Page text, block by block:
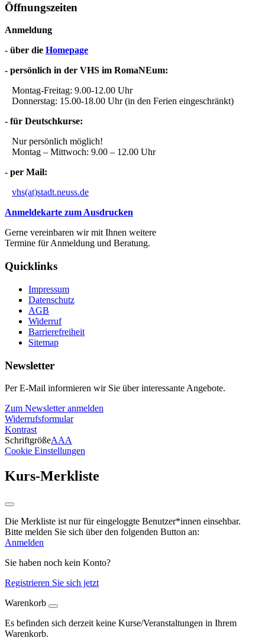
Öffnungszeiten
Anmeldung
- über die Homepage
- persönlich in der VHS im RomaNEum:
Montag-Freitag: 9.00-12.00 Uhr
Donnerstag: 15.00-18.00 Uhr (in den Ferien eingeschränkt)
- für Deutschkurse:
Nur persönlich möglich!
Montag – Mittwoch: 9.00 – 12.00 Uhr
- per Mail:
vhs(at)stadt.neuss.de
Anmeldekarte zum Ausdrucken
Gerne vereinbaren wir mit Ihnen weitere
Termine für Anmeldung und Beratung.
Quicklinks
Impressum
Datenschutz
AGB
Widerruf
Barrierefreiheit
Sitemap
Newsletter
Per E-Mail informieren wir Sie über interessante Angebote.
Zum Newsletter anmelden
Widerrufsformular
Kontrast
SchriftgrößeAAA
Cookie Einstellungen
Kurs-Merkliste
Die Merkliste ist nur für eingeloggte Benutzer*innen einsehbar.
Bitte melden Sie sich über den folgenden Button an:
Anmelden
Sie haben noch kein Konto?
Registrieren Sie sich jetzt
Warenkorb
Es befinden sich derzeit keine Kurse/Veranstaltungen in Ihrem
Warenkorb.